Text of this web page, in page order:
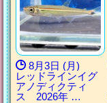
8月3日 (月)
レッドラインイグ
アノディクティ
ス 2026年 …